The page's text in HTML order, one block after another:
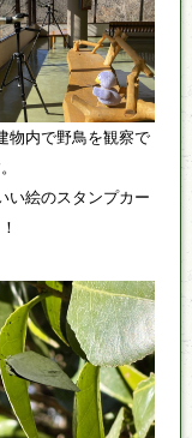
物内で野鳥を観察で
い絵のスタンプカー